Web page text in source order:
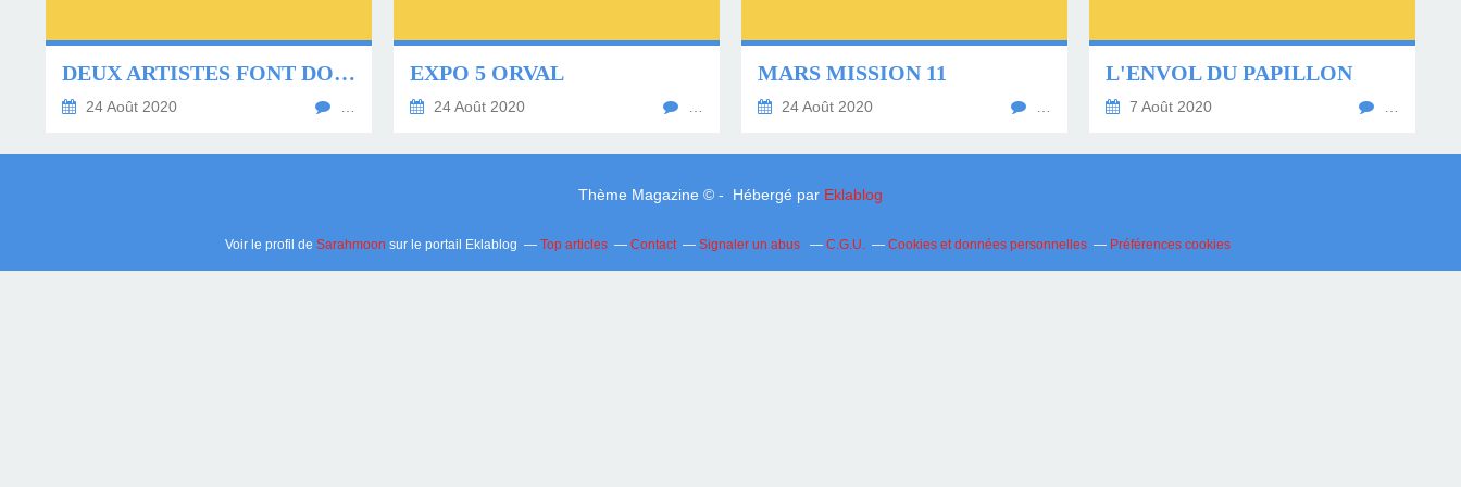
DEUX ARTISTES FONT DON À SARAH
24 Août 2020
EXPO 5 ORVAL
24 Août 2020
MARS MISSION 11
24 Août 2020
L'ENVOL DU PAPILLON
7 Août 2020
Thème Magazine © - Hébergé par Eklablog
Voir le profil de Sarahmoon sur le portail Eklablog Top articles Contact Signaler un abus C.G.U. Cookies et données personnelles Préférences cookies